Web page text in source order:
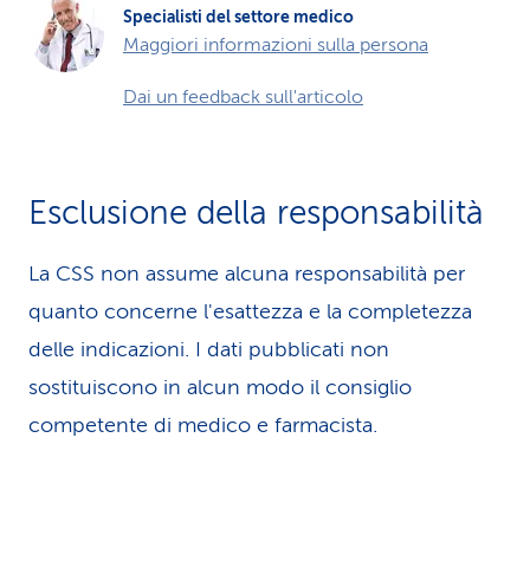
Specialisti del settore medico
Maggiori informazioni sulla persona
Dai un feedback sull'articolo
Esclusione della responsabilità
La CSS non assume alcuna re­spons­abilità per
quanto concerne l'esattezza e la completezza
delle indicazioni. I dati pubblicati non
sostituiscono in alcun modo il consiglio
competente di medico e farmacista.